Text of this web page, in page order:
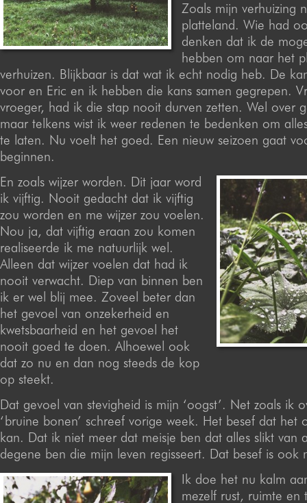
Zoals mijn verhuizing
platteland. Wie had
denken dat ik de
hebben om naar het
verhuizen. Blijkbaar is dat wat ik echt nodig heb. De
voor en Eric en ik hebben die kans samen gegrepen.
vroeger, had ik die stap nooit durven zetten. Wel over
maar telkens wist ik weer redenen te bedenken om
te laten. Nu voelt het goed. Een nieuw seizoen gaat
beginnen.
En zoals wijzer worden. Dit jaar word
ik vijftig. Nooit gedacht dat ik vijftig
zou worden en me wijzer zou voelen.
Nou ja, dat vijftig eraan zou komen
realiseerde ik me natuurlijk wel.
Alleen dat wijzer voelen dat had ik
nooit verwacht. Diep van binnen ben
ik er wel blij mee. Zoveel beter dan
het gevoel van onzekerheid en
kwetsbaarheid en het gevoel het
nooit goed te doen. Alhoewel ook
dat zo nu en dan nog steeds de kop
op steekt.
Dat gevoel van stevigheid is mijn ‘oogst’. Net zoals ik
‘bruine bonen’ schreef vorige week. Het besef dat het
kan. Dat ik niet meer dat meisje ben dat alles slikt van
degene ben die mijn leven regisseert. Dat besef is ook
Ik doe het nu kalm
mezelf rust, ruimte